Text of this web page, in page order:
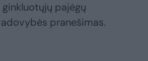
pajėgų
pranešimas.